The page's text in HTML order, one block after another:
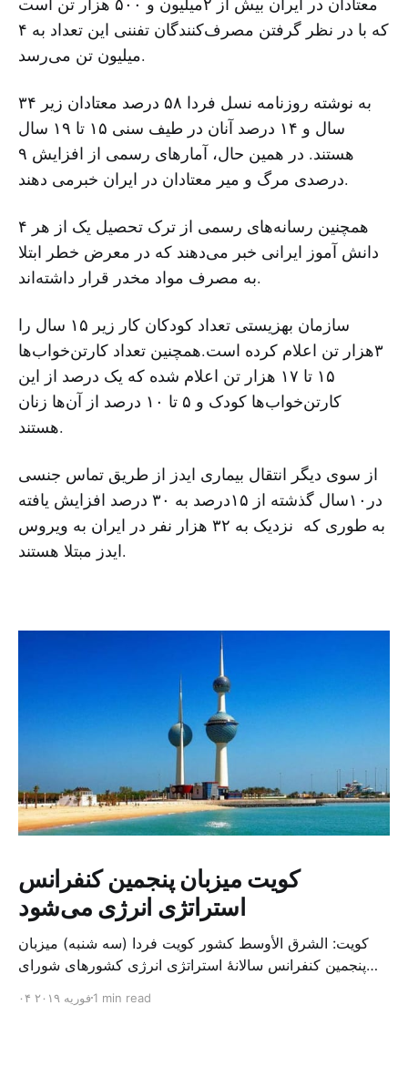
که با در نظر گرفتن مصرف‌کنندگان تفننی این تعداد به ۴
میلیون تن می‌رسد.
به نوشته روزنامه نسل فردا ۵۸ درصد معتادان زیر ۳۴
سال و ۱۴ درصد آنان در طیف سنى ۱۵ تا ۱۹ سال
هستند. در همین حال، آمارهای رسمی از افزایش ۹
درصدی مرگ و میر معتادان در ایران خبرمی دهند.
همچنین رسانه‌های رسمی از ترک تحصیل یک از هر ۴
دانش آموز ایرانی خبر می‌دهند که در معرض خطر ابتلا
به مصرف مواد مخدر قرار داشته‌اند.
سازمان بهزیستی تعداد کودکان کار زیر ۱۵ سال را
۳هزار تن اعلام کرده است.همچنین تعداد کارتن‌خواب‌ها
۱۵ تا ۱۷ هزار تن اعلام شده که یک درصد از این
کارتن‌خواب‌ها کودک و ۵ تا ۱۰ درصد از آن‌ها زنان
هستند.
از سوی دیگر انتقال بیماری ایدز از طریق تماس جنسی
در۱۰سال گذشته از ۱۵درصد به ۳۰ درصد افزایش یافته
به طوری که نزدیک به ۳۲ هزار نفر در ایران به ویروس
ایدز مبتلا هستند.
کویت میزبان پنجمین کنفرانس
استراتژی انرژی می‌شود
کویت: الشرق الأوسط کشور کویت فردا (سه شنبه) میزبان
پنجمین کنفرانس سالانهٔ استراتژی انرژی کشورهای شورای
متخصص از شرکت‌های جهانی نفت و گاز در این کنفرانس
۰۴ فوریه ۲۰۱۹1 min read